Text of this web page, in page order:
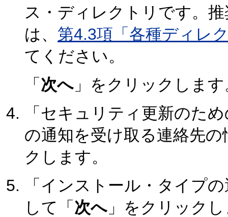
ス・ディレクトリです。
は、 第4.3項「各種ディレ
てください。
「次へ 」をクリックしま
「セキュリティ更新のた
の通知を受け取る連絡先
クします。
「インストール・タイプ
して「次へ 」をクリック